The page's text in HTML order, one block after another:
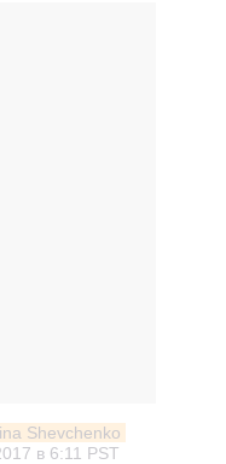
Shevchenko
в 6:11 PST